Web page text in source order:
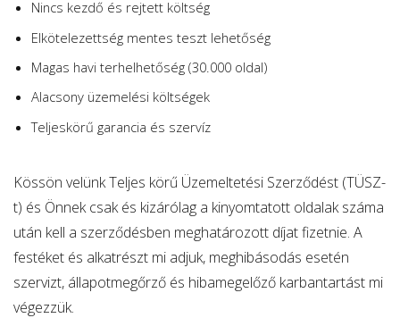
Nincs kezdő és rejtett költség
Elkötelezettség mentes teszt lehetőség
Magas havi terhelhetőség (30.000 oldal)
Alacsony üzemelési költségek
Teljeskörű garancia és szervíz
Kössön velünk Teljes körű Üzemeltetési Szerződést (TÜSZ-
t) és Önnek csak és kizárólag a kinyomtatott oldalak száma
után kell a szerződésben meghatározott díjat fizetnie. A
festéket és alkatrészt mi adjuk, meghibásodás esetén
szervizt, állapotmegőrző és hibamegelőző karbantartást mi
végezzük.